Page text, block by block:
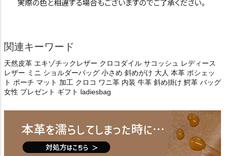
関連キーワード
天然皮革 エキゾチックレザー クロコダイル サコッシュ レディース
レザー ミニ ショルダーバッグ 小さめ 斜めがけ 大人 本革 ポシェッ
ト ポーチ マット 加工 クロコ ワニ革 内装 牛革 斜め掛け 鰐革 バッグ
女性 プレゼント ギフト ladiesbag